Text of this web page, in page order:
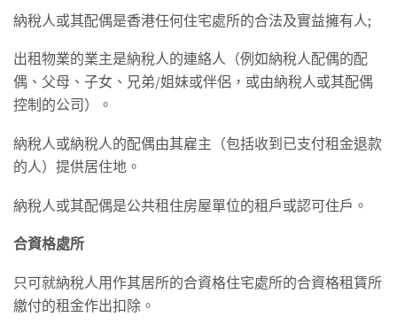
納稅人或其配偶是香港任何住宅處所的合法及實益擁有人;
出租物業的業主是納稅人的連絡人（例如納稅人配偶的配
偶、父母、子女、兄弟/姐妹或伴侶，或由納稅人或其配偶
控制的公司）。
納稅人或納稅人的配偶由其雇主（包括收到已支付租金退款
的人）提供居住地。
納稅人或其配偶是公共租住房屋單位的租戶或認可住戶。
合資格處所
只可就納稅人用作其居所的合資格住宅處所的合資格租賃所
繳付的租金作出扣除。